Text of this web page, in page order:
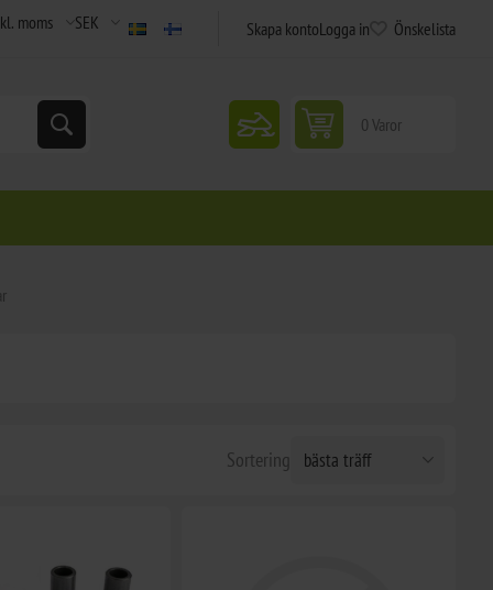
Skapa kontoLogga in Önskelista
snowmobile 0 Varor
Sortering